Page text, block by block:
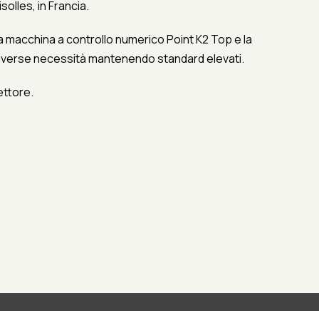
in Francia.
a controllo numerico Point K2 Top e la
necessità mantenendo standard elevati.